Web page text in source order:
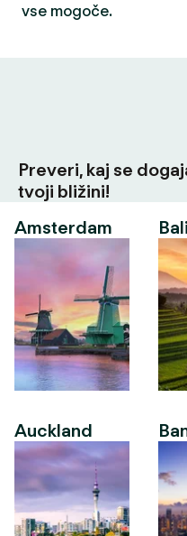
vse mogoče.
Preveri, kaj se
tvoji bližini!
Amsterdam
Auckland
Bali